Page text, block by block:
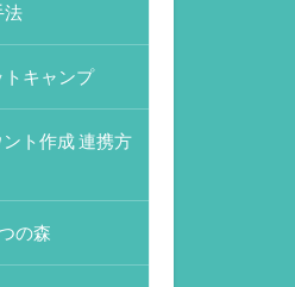
法
トキャンプ
ト作成 連携方
の森